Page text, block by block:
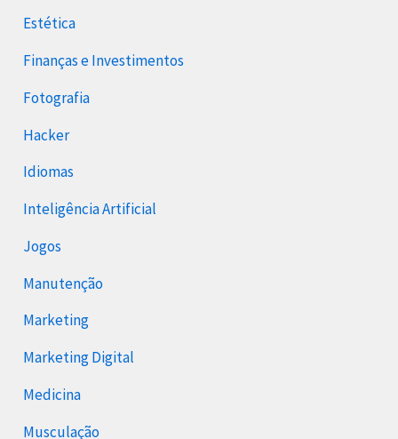
Estética
Finanças e Investimentos
Fotografia
Hacker
Idiomas
Inteligência Artificial
Jogos
Manutenção
Marketing
Marketing Digital
Medicina
Musculação